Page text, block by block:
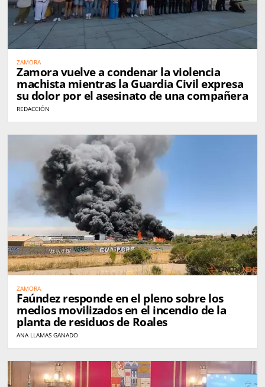
ZAMORA
Zamora vuelve a condenar la violencia
machista mientras la Guardia Civil expresa
su dolor por el asesinato de una compañera
REDACCIÓN
ZAMORA
Faúndez responde en el pleno sobre los
medios movilizados en el incendio de la
planta de residuos de Roales
ANA LLAMAS GANADO